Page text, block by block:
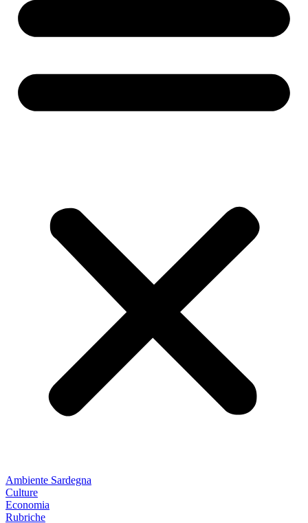
Ambiente Sardegna
Culture
Economia
Rubriche